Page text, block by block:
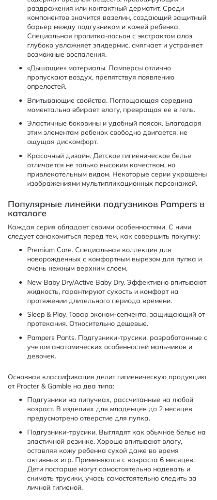
раздражения или контактный дерматит. Среди
компонентов значится вазелин, создающий защитный
барьер между подгузником и кожей ребенка.
Специальная пропитка-лосьон с экстрактом алоэ
глубоко увлажняет эпидермис, смягчает и устраняет
возможные воспаления.
«Дышащие» материалы. Памперсы отлично
пропускают воздух, препятствуя появлению
опрелостей.
Впитывающие свойства. Поглощающая середина
моментально вбирает влагу, превращая ее в гель.
Эластичные боковины и удобный поясок. Благодаря
этим элементам ребенок свободно двигается, не
ощущая дискомфорт.
Красочный дизайн. Детское гигиеническое белье
отличается не только высоким качеством, но
привлекательным видом. Некоторые серии украшены
изображениями мультипликационных персонажей.
Популярные линейки подгузников Pampers в
каталоге
Каждая серия обладает своими особенностями. С ними
следует ознакомиться перед тем, как совершить покупку:
Premium Care. Специальная коллекция для
новорожденных с комфортным вырезом для пупка и
очень нежным верхним слоем.
New Baby Dry/Active Baby Dry. Эффективно впитывают
жидкость, гарантируют сухость и комфорт на
протяжении длительного периода времени.
Sleep & Play. Товар эконом-сегмента, защищающий от
протекания. Относительно дешевые.
Pampers Pants. Подгузники-трусики, разработанные с
учетом анатомических особенностей мальчиков и
девочек.
Основная классификация делит гигиеническую продукцию
от Procter & Gamble на два типа:
Подгузники на липучках, рассчитанные на любой
возраст. В изделиях для младенцев до 2 месяцев
предусмотрено отверстие для пупка.
Подгузники-трусики. Выглядят как обычное белье на
эластичной резинке. Хорошо впитывают влагу,
оставляя кожу ребенка сухой даже во время
активных игр. Применяются с возраста 6 месяцев.
Дети постарше могут самостоятельно надевать и
снимать трусики, учась самостоятельно следить за
личной гигиеной.